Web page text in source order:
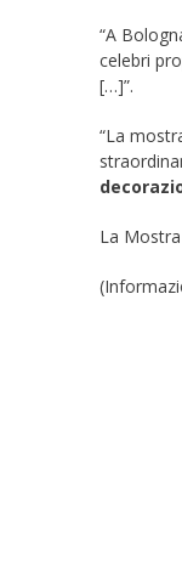
“A
celebri
[…]”.
“La
La